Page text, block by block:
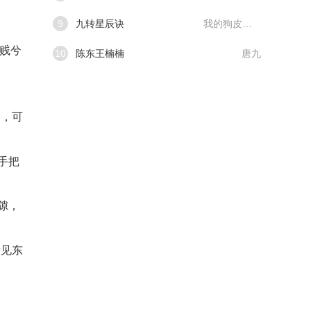
兮
可
把
，
东
9 九转星辰诀
10 陈东王楠楠 唐九